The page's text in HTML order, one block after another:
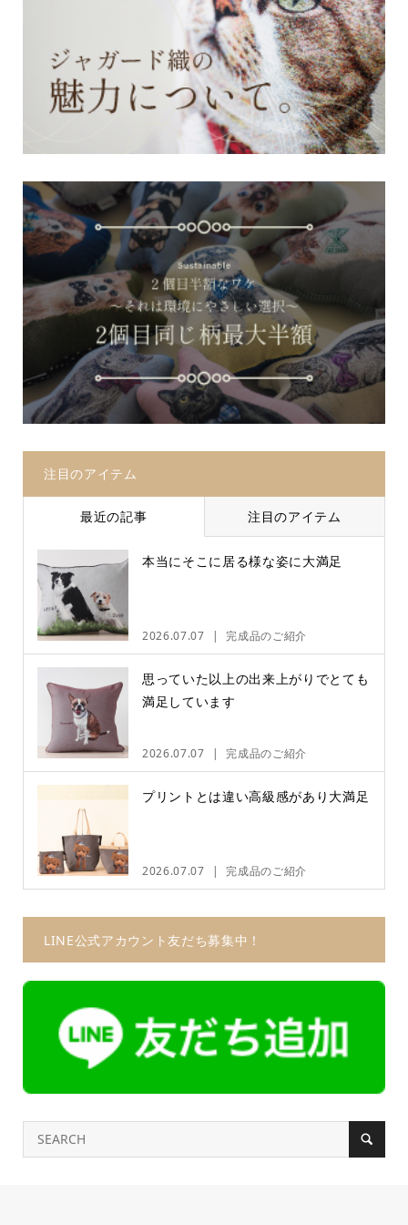
注目のアイテム
最近の記事 注目のアイテム
本当にそこに居る様な姿に大満足
2026.07.07 完成品のご紹介
思っていた以上の出来上がりでとても
満足しています
2026.07.07 完成品のご紹介
プリントとは違い高級感があり大満足
2026.07.07 完成品のご紹介
LINE公式アカウント友だち募集中！